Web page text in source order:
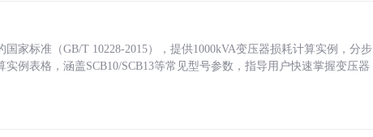
家标准（GB/T 10228-2015），提供1000kVA变压器损耗计算实例，分步
例表格，涵盖SCB10/SCB13等常见型号参数，指导用户快速掌握变压器